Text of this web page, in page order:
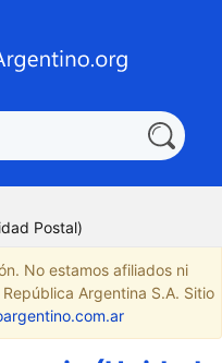
Postal)
No estamos afiliados ni
Argentina S.A. Sitio